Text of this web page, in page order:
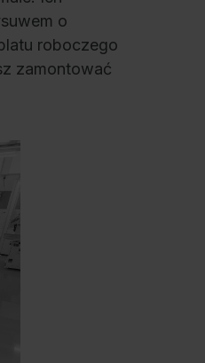
o
roboczego
zamontować